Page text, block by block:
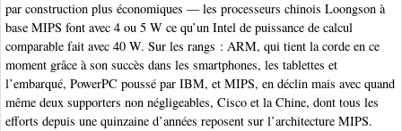
par construction plus économiques — les processeurs chinois Loongson à
base MIPS font avec 4 ou 5 W ce qu’un Intel de puissance de calcul
comparable fait avec 40 W. Sur les rangs : ARM, qui tient la corde en ce
moment grâce à son succès dans les smartphones, les tablettes et
l’embarqué, PowerPC poussé par IBM, et MIPS, en déclin mais avec quand
même deux supporters non négligeables, Cisco et la Chine, dont tous les
efforts depuis une quinzaine d’années reposent sur l’architecture MIPS.